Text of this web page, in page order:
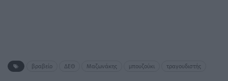
βραβείο ΔΕΘ Μαζωνάκης μπουζούκι τραγουδιστής